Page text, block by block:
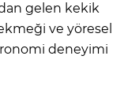
gelen kekik
ve yöresel
deneyimi